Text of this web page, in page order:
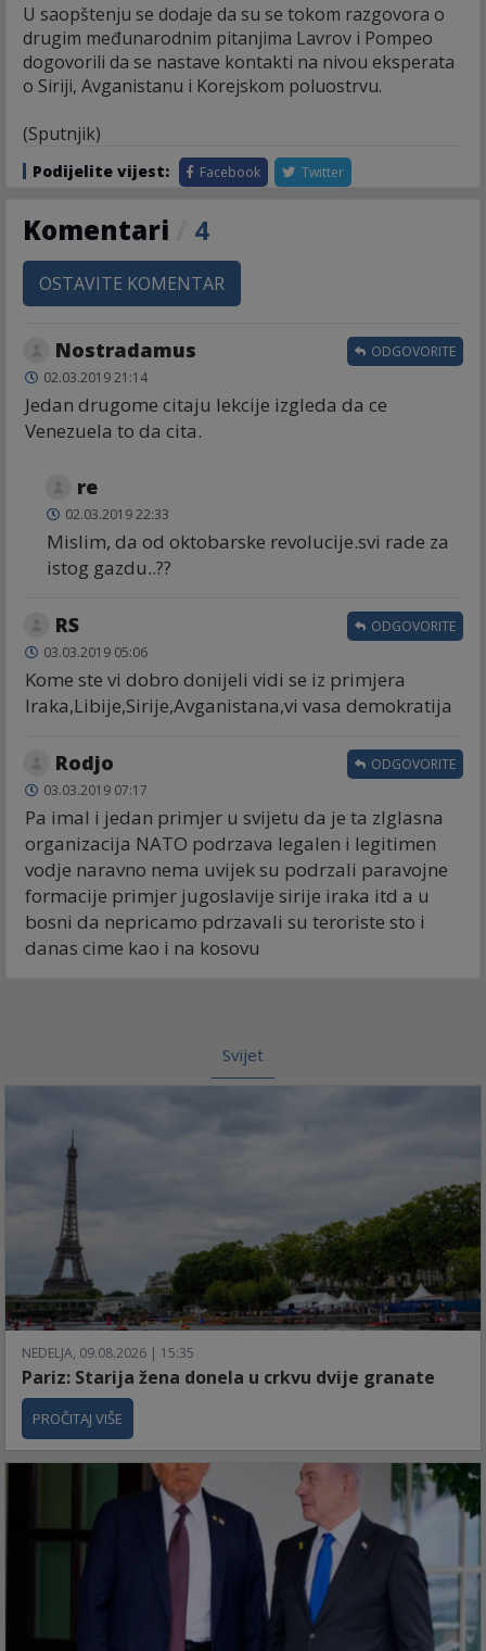
U saopštenju se dodaje da su se tokom razgovora o
drugim međunarodnim pitanjima Lavrov i Pompeo
dogovorili da se nastave kontakti na nivou eksperata
o Siriji, Avganistanu i Korejskom poluostrvu.
(Sputnjik)
Podijelite vijest: Facebook Twitter
Komentari 4
OSTAVITE KOMENTAR
Nostradamus
02.03.2019 21:14
Jedan drugome citaju lekcije izgleda da ce
Venezuela to da cita.
ODGOVORITE
re
02.03.2019 22:33
Mislim, da od oktobarske revolucije.svi rade za
istog gazdu..??
RS
03.03.2019 05:06
Kome ste vi dobro donijeli vidi se iz primjera
Iraka,Libije,Sirije,Avganistana,vi vasa demokratija
ODGOVORITE
Rodjo
03.03.2019 07:17
Pa imal i jedan primjer u svijetu da je ta zlglasna
organizacija NATO podrzava legalen i legitimen
vodje naravno nema uvijek su podrzali paravojne
formacije primjer jugoslavije sirije iraka itd a u
bosni da nepricamo pdrzavali su teroriste sto i
danas cime kao i na kosovu
ODGOVORITE
Svijet
NEDELJA, 09.08.2026 | 15:35
Pariz: Starija žena donela u crkvu dvije granate
PROČITAJ VIŠE